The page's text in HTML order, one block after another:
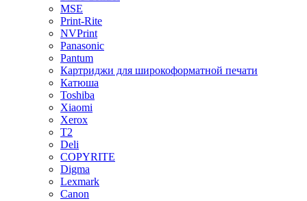
MSE
Print-Rite
NVPrint
Panasonic
Pantum
Картриджи для широкоформатной печати
Катюша
Toshiba
Xiaomi
Xerox
T2
Deli
COPYRITE
Digma
Lexmark
Canon